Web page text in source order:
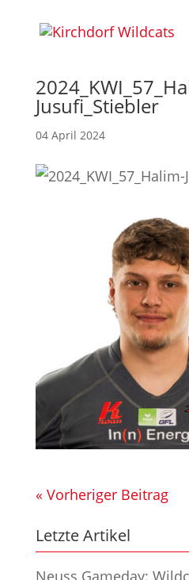
Jusufi_Stiebler
04 April 2024
« Vorheriger Beitrag
Letzte Artikel
Neuss Gameday: